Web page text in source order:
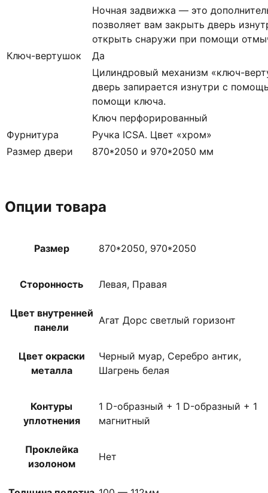
Ночная задвижка — это
позволяет вам закрыть дверь
открыть снаружи при помощи
Ключ-вертушок
Да
Цилиндровый механизм «ключ-
дверь запирается изнутри с
помощи ключа.
Ключ перфорированный
Фурнитура
Ручка ICSA. Цвет «хром»
Размер двери
870*2050 и 970*2050 мм
Опции товара
Размер 870*2050, 970*2050
Сторонность Левая, Правая
Цвет внутренней
панели
Агат Дорс светлый горизонт
Цвет окраски
металла
Черный муар, Серебро антик,
Шагрень белая
Контуры
уплотнения
1 D-образный + 1 D-образный + 1
магнитный
Проклейка
изолоном
Нет